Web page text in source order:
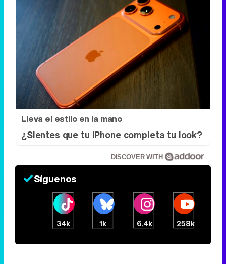
Lleva el estilo en la mano
¿Sientes que tu iPhone completa tu look?
DISCOVER WITH
Síguenos
34k 1k 6,4k 258k